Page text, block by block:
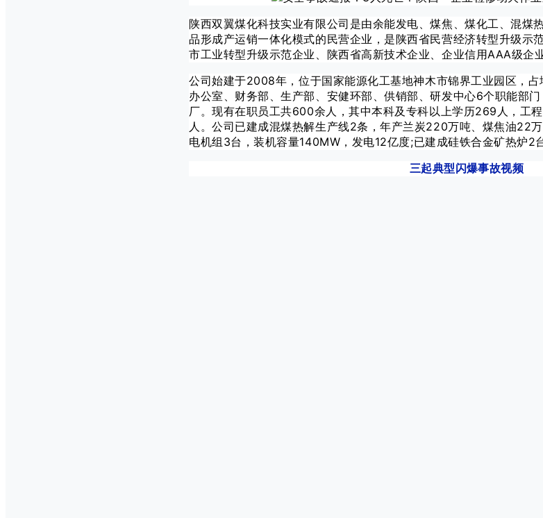
陕西双翼煤化科技实业有限公司是由余能发电、煤焦、煤化工、混煤
品形成产运销一体化模式的民营企业，是陕西省民营经济转型升级示
市工业转型升级示范企业、陕西省高新技术企业、企业信用AAA级企
公司始建于2008年，位于国家能源化工基地神木市锦界工业园区，
办公室、财务部、生产部、安健环部、供销部、研发中心6个职能部
厂。现有在职员工共600余人，其中本科及专科以上学历269人，工
人。公司已建成混煤热解生产线2条，年产兰炭220万吨、煤焦油22
电机组3台，装机容量140MW，发电12亿度;已建成硅铁合金矿热炉2
三起典型闪爆事故视频